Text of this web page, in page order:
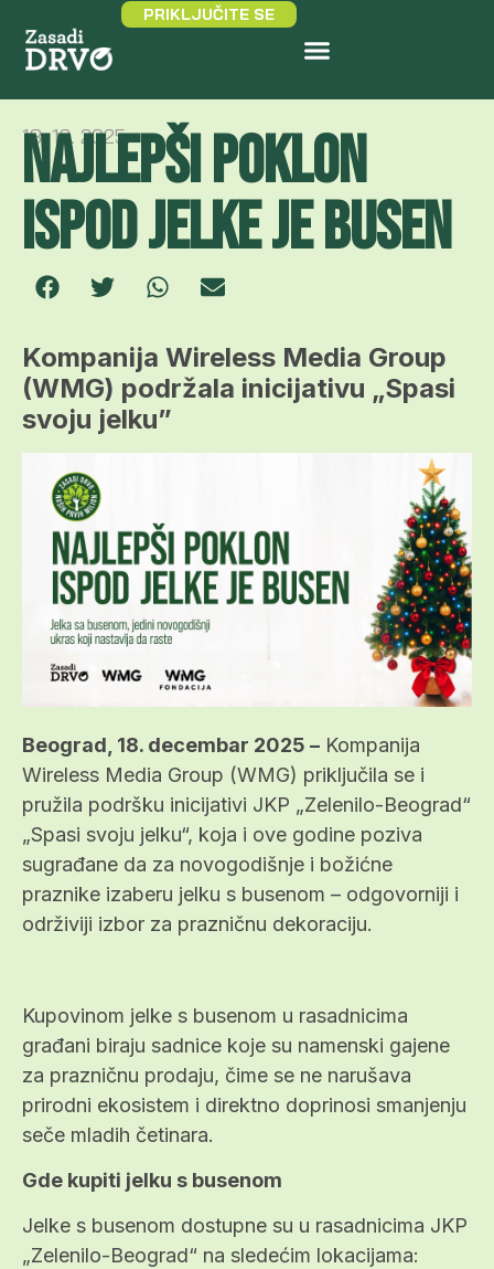
PRIKLJUČITE SE
18. 12. 2025.
NAJLEPŠI POKLON
ISPOD JELKE JE BUSEN
Kompanija Wireless Media Group
(WMG) podržala inicijativu „Spasi
svoju jelku”
Beograd, 18. decembar 2025 – Kompanija
Wireless Media Group (WMG) priključila se i
pružila podršku inicijativi JKP „Zelenilo-Beograd“
„Spasi svoju jelku“, koja i ove godine poziva
sugrađane da za novogodišnje i božićne
praznike izaberu jelku s busenom – odgovorniji i
održiviji izbor za prazničnu dekoraciju.
Kupovinom jelke s busenom u rasadnicima
građani biraju sadnice koje su namenski gajene
za prazničnu prodaju, čime se ne narušava
prirodni ekosistem i direktno doprinosi smanjenju
seče mladih četinara.
Gde kupiti jelku s busenom
Jelke s busenom dostupne su u rasadnicima JKP
„Zelenilo-Beograd“ na sledećim lokacijama: